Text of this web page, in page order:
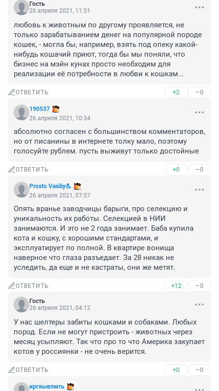
Гость
26 апреля 2021, 11:51
любовь к животным по другому проявляется, не
только зарабатыванием денег на популярной породе
кошек, - могла бы, например, взять под опеку какой-
нибудь кошачий приют, тогда бы мы поняли, что
бизнес на мэйн кунах просто необходим для
реализации её потребности в любви к кошкам...
ОТВЕТИТЬ +2 –0
190537
26 апреля 2021, 10:34
абсолютно согласен с большинством комментаторов,
но от писанины в интернете толку мало, поэтому
голосуйте рублем. пусть выживут только достойные
ОТВЕТИТЬ +0 –0
Prosto Vasiliy💪
26 апреля 2021, 07:57
Опять вранье заводчицы барыги, про селекцию и
уникальность их работы. Селекцией в НИИ
занимаются. И это не 2 года занимает. Баба купила
кота и кошку, с хорошими стандартами, и
эксплуатирует по полной. В квартире вонища
наверное что глаза разъедает. За 28 никак не
уследить, да еще и не кастраты, они же метят.
ОТВЕТИТЬ +12 –0
Гость
26 апреля 2021, 04:12
У нас шелтеры забиты кошками и собаками. Любых
пород. Если не могут пристроить - животных через
месяц усыпляют. Так что про то что Америка закупает
котов у россиянки - не очень верится.
ОТВЕТИТЬ +0 –0
иргяывпмть